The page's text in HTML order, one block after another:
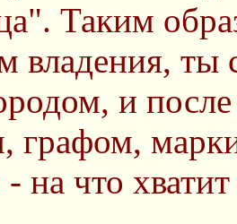
Таким
владения, ты
и
графом,
на что